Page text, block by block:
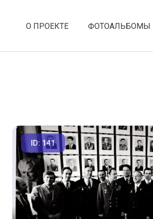
О ПРОЕКТЕ ФОТОАЛЬБОМЫ
ID: 141